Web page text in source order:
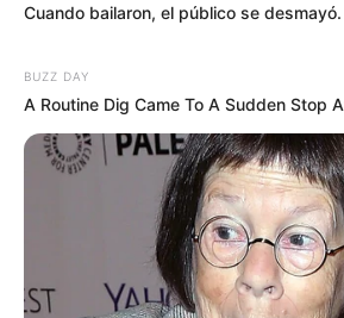
Cuando bailaron, el público se
BUZZ DAY
A Routine Dig Came To A Sudden Stop